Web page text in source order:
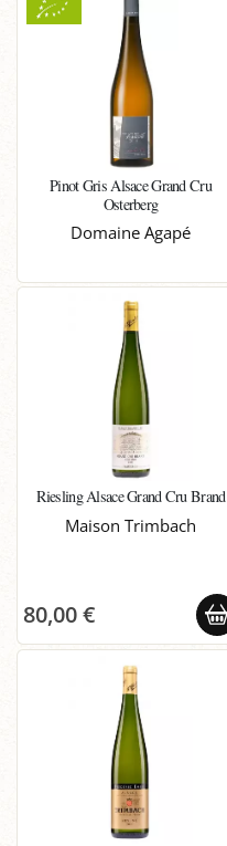
Pinot Gris Alsace Grand Cru
Osterberg
Domaine Agapé
Riesling Alsace Grand Cru Brand
Maison Trimbach
80,00 €